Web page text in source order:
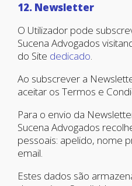
12. Newsletter
O Utilizador pode
Sucena Advogados
do Site dedicado.
Ao subscrever a
aceitar os Termos e
Para o envio da
Sucena Advogados
pessoais: apelido, nome
email.
Estes dados são